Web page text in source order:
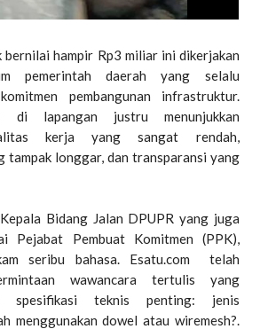
bernilai hampir Rp3 miliar ini dikerjakan
pemerintah daerah yang selalu
pembangunan infrastruktur.
di lapangan justru menunjukkan
kerja yang sangat rendah,
tampak longgar, dan transparansi yang
Bidang Jalan DPUPR yang juga
Pejabat Pembuat Komitmen (PPK),
seribu bahasa. Esatu.com telah
wawancara tertulis yang
spesifikasi teknis penting: jenis
menggunakan dowel atau wiremesh?.